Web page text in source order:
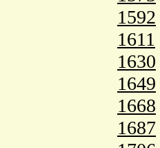
1592
1611
1630
1649
1668
1687